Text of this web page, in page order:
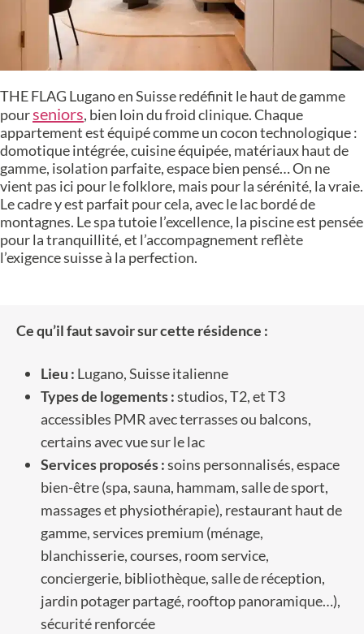
THE FLAG Lugano en Suisse redéfinit le haut de gamme
pourseniors, bien loin du froid clinique. Chaque
appartement est équipé comme un cocon technologique :
domotique intégrée, cuisine équipée, matériaux haut de
gamme, isolation parfaite, espace bien pensé… On ne
vient pas ici pour le folklore, mais pour la sérénité, la vraie.
Le cadre y est parfait pour cela, avec le lac bordé de
montagnes. Le spa tutoie l’excellence, la piscine est pensée
pour la tranquillité, et l’accompagnement reflète
l’exigence suisse à la perfection.
Ce qu’il faut savoir sur cette résidence :
Lieu : Lugano, Suisse italienne
Types de logements :studios, T2, et T3
accessibles PMR avec terrasses ou balcons,
certains avec vue sur le lac
Services proposés :soins personnalisés, espace
bien-être (spa, sauna, hammam, salle de sport,
massages et physiothérapie), restaurant haut de
gamme, services premium (ménage,
blanchisserie, courses, room service,
conciergerie, bibliothèque, salle de réception,
jardin potager partagé, rooftop panoramique…),
sécurité renforcée